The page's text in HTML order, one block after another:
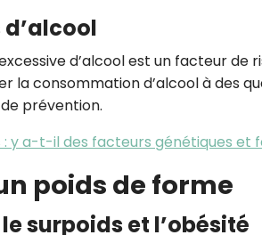
d’alcool
d’alcool est un facteur de
la consommation d’alcool à des
prévention.
y a-t-il des facteurs génétiques et
poids de forme
surpoids et l’obésité